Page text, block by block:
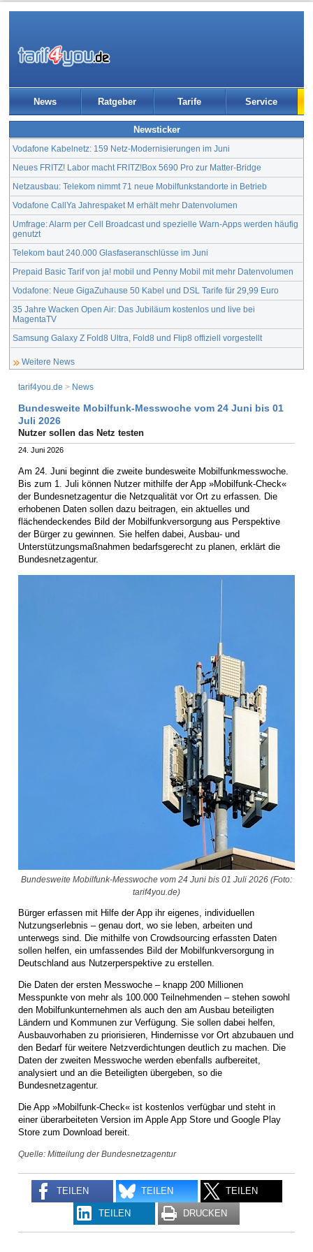
News Ratgeber Tarife Service
Newsticker
Vodafone Kabelnetz: 159 Netz-Modernisierungen im Juni
Neues FRITZ! Labor macht FRITZ!Box 5690 Pro zur Matter-Bridge
Netzausbau: Telekom nimmt 71 neue Mobilfunkstandorte in Betrieb
Vodafone CallYa Jahrespaket M erhält mehr Datenvolumen
Umfrage: Alarm per Cell Broadcast und spezielle Warn-Apps werden häufig
genutzt
Telekom baut 240.000 Glasfaseranschlüsse im Juni
Prepaid Basic Tarif von ja! mobil und Penny Mobil mit mehr Datenvolumen
Vodafone: Neue GigaZuhause 50 Kabel und DSL Tarife für 29,99 Euro
35 Jahre Wacken Open Air: Das Jubiläum kostenlos und live bei
MagentaTV
Samsung Galaxy Z Fold8 Ultra, Fold8 und Flip8 offiziell vorgestellt
Weitere News
tarif4you.de > News
Bundesweite Mobilfunk-Messwoche vom 24 Juni bis 01
Juli 2026
Nutzer sollen das Netz testen
24. Juni 2026
Am 24. Juni beginnt die zweite bundesweite Mobilfunkmesswoche.
Bis zum 1. Juli können Nutzer mithilfe der App »Mobilfunk-Check«
der Bundesnetzagentur die Netzqualität vor Ort zu erfassen. Die
erhobenen Daten sollen dazu beitragen, ein aktuelles und
flächendeckendes Bild der Mobilfunkversorgung aus Perspektive
der Bürger zu gewinnen. Sie helfen dabei, Ausbau- und
Unterstützungsmaßnahmen bedarfsgerecht zu planen, erklärt die
Bundesnetzagentur.
Bundesweite Mobilfunk-Messwoche vom 24 Juni bis 01 Juli 2026 (Foto:
tarif4you.de)
Bürger erfassen mit Hilfe der App ihr eigenes, individuellen
Nutzungserlebnis – genau dort, wo sie leben, arbeiten und
unterwegs sind. Die mithilfe von Crowdsourcing erfassten Daten
sollen helfen, ein umfassendes Bild der Mobilfunkversorgung in
Deutschland aus Nutzerperspektive zu erstellen.
Die Daten der ersten Messwoche – knapp 200 Millionen
Messpunkte von mehr als 100.000 Teilnehmenden – stehen sowohl
den Mobilfunkunternehmen als auch den am Ausbau beteiligten
Ländern und Kommunen zur Verfügung. Sie sollen dabei helfen,
Ausbauvorhaben zu priorisieren, Hindernisse vor Ort abzubauen und
den Bedarf für weitere Netzverdichtungen deutlich zu machen. Die
Daten der zweiten Messwoche werden ebenfalls aufbereitet,
analysiert und an die Beteiligten übergeben, so die
Bundesnetzagentur.
Die App »Mobilfunk-Check« ist kostenlos verfügbar und steht in
einer überarbeiteten Version im Apple App Store und Google Play
Store zum Download bereit.
Quelle: Mitteilung der Bundesnetzagentur
TEILEN TEILEN TEILEN
TEILEN DRUCKEN